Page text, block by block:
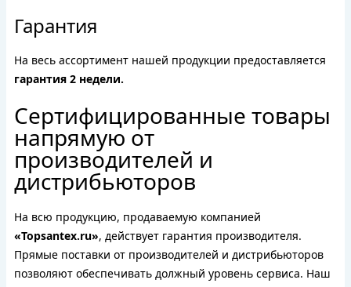
Гарантия
На весь ассортимент нашей продукции предоставляется
гарантия 2 недели.
Сертифицированные товары
напрямую от
производителей и
дистрибьюторов
На всю продукцию, продаваемую компанией
«Topsantex.ru», действует гарантия производителя.
Прямые поставки от производителей и дистрибьюторов
позволяют обеспечивать должный уровень сервиса. Наш